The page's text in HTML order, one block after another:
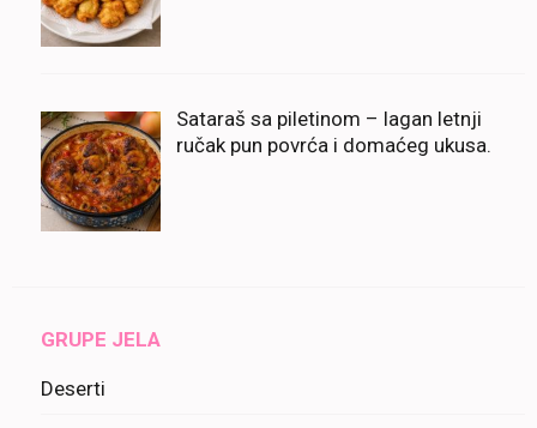
Sataraš sa piletinom – lagan letnji
ručak pun povrća i domaćeg ukusa.
GRUPE JELA
Deserti